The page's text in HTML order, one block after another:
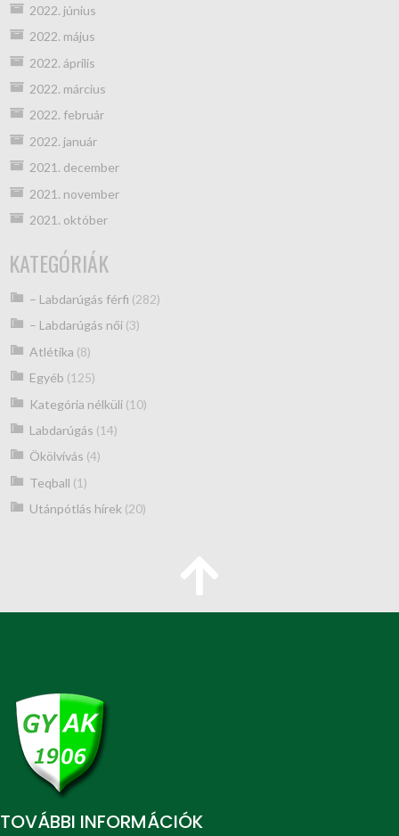
2022. június
2022. május
2022. április
2022. március
2022. február
2022. január
2021. december
2021. november
2021. október
KATEGÓRIÁK
– Labdarúgás férfi (282)
– Labdarúgás női(3)
Atlétika (8)
Egyéb (125)
Kategória nélküli(10)
Labdarúgás (14)
Ökölvívás (4)
Teqball (1)
Utánpótlás hírek (20)
TOVÁBBI INFORMÁCIÓK